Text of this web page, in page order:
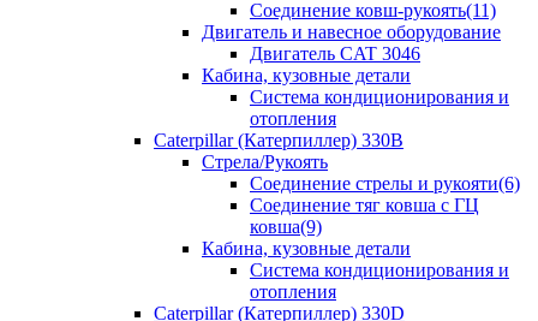
Соединение ковш-рукоять(11)
Двигатель и навесное оборудование
Двигатель CAT 3046
Кабина, кузовные детали
Система кондиционирования и
отопления
Caterpillar (Катерпиллер) 330B
Стрела/Рукоять
Соединение стрелы и рукояти(6)
Соединение тяг ковша с ГЦ
ковша(9)
Кабина, кузовные детали
Система кондиционирования и
отопления
Caterpillar (Катерпиллер) 330D